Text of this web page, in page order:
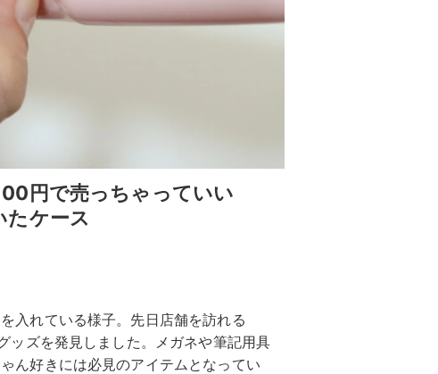
円で売っちゃっていい
たケース
入れている様子。先日店舗を訪れる
ッズを発見しました。メガネや筆記用具
ん好きには必見のアイテムとなってい